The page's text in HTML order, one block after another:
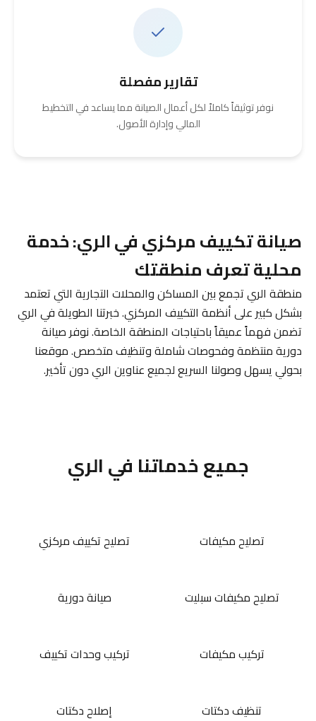
تقارير مفصلة
نوفر توثيقاً كاملاً لكل أعمال الصيانة مما يساعد في التخطيط
المالي وإدارة الأصول.
صيانة تكييف مركزي في الري: خدمة
محلية تعرف منطقتك
منطقة الري تجمع بين المساكن والمحلات التجارية التي تعتمد
بشكل كبير على أنظمة التكييف المركزي. خبرتنا الطويلة في الري
تضمن فهماً عميقاً باحتياجات المنطقة الخاصة. نوفر صيانة
دورية منتظمة وفحوصات شاملة وتنظيف متخصص. موقعنا
بحولي يسهل وصولنا السريع لجميع عناوين الري دون تأخير.
جميع خدماتنا في الري
تصليح مكيفات تصليح تكييف مركزي
تصليح مكيفات سبليت صيانة دورية
تركيب مكيفات تركيب وحدات تكييف
تنظيف دكتات إصلاح دكتات